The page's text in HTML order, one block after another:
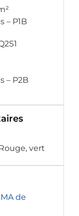
– P1B
– P2B
vert
de